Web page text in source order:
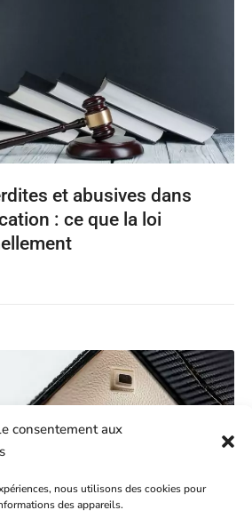
consentement aux
nous utilisons des cookies pour
des appareils.
et abusives dans
: ce que la loi